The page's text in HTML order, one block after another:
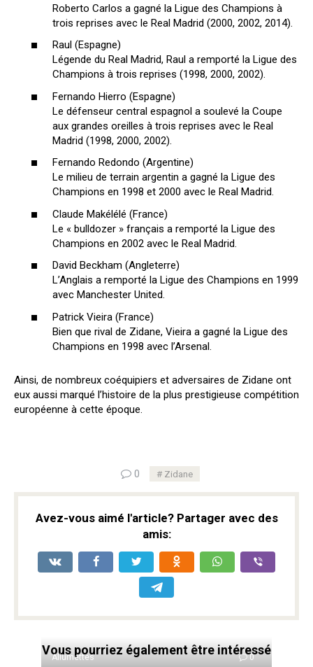
Roberto Carlos a gagné la Ligue des Champions à
trois reprises avec le Real Madrid (2000, 2002, 2014).
Raul (Espagne)
Légende du Real Madrid, Raul a remporté la Ligue des
Champions à trois reprises (1998, 2000, 2002).
Fernando Hierro (Espagne)
Le défenseur central espagnol a soulevé la Coupe
aux grandes oreilles à trois reprises avec le Real
Madrid (1998, 2000, 2002).
Fernando Redondo (Argentine)
Le milieu de terrain argentin a gagné la Ligue des
Champions en 1998 et 2000 avec le Real Madrid.
Claude Makélélé (France)
Le « bulldozer » français a remporté la Ligue des
Champions en 2002 avec le Real Madrid.
David Beckham (Angleterre)
L’Anglais a remporté la Ligue des Champions en 1999
avec Manchester United.
Patrick Vieira (France)
Bien que rival de Zidane, Vieira a gagné la Ligue des
Champions en 1998 avec l’Arsenal.
Ainsi, de nombreux coéquipiers et adversaires de Zidane ont
eux aussi marqué l’histoire de la plus prestigieuse compétition
européenne à cette époque.
0 Zidane
Avez-vous aimé l'article? Partager avec des
amis:
Vous pourriez également être intéressé
Allumettes 0